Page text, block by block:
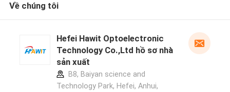
Về chúng tôi
Hefei Hawit Optoelectronic
Technology Co.,Ltd hồ sơ nhà
sản xuất
B8, Baiyan science and
Technology Park, Hefei, Anhui,